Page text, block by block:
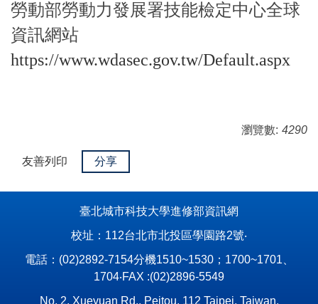
勞動部勞動力發展署技能檢定中心全球
資訊網站
https://www.wdasec.gov.tw/Default.aspx
瀏覽數: 4290
友善列印 分享
臺北城市科技大學進修部資訊網
校址：112台北市北投區學園路2號‧
電話：(02)2892-7154分機1510~1530；1700~1701、
1704‧FAX :(02)2896-5549
No. 2, Xueyuan Rd., Peitou, 112 Taipei, Taiwan,